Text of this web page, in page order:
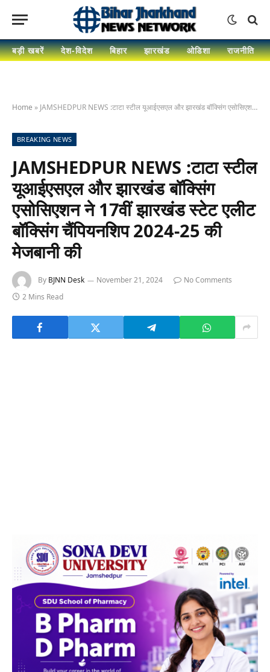
बड़ी खबरें देश-विदेश बिहार झारखंड ओडिशा राजनीति
Home » JAMSHEDPUR NEWS :टाटा स्टील यूआईएसएल और झारखंड बॉक्सिंग एसोसिएशन ने 17वीं झारखंड स्टेट एलीट बॉक्सिंग चैंपियनशिप 2024-25 की मेजबानी की
BREAKING NEWS
JAMSHEDPUR NEWS :टाटा स्टील
यूआईएसएल और झारखंड बॉक्सिंग
एसोसिएशन ने 17वीं झारखंड स्टेट एलीट
बॉक्सिंग चैंपियनशिप 2024-25 की
मेजबानी की
By BJNN Desk November 21, 2024
No Comments
2 Mins Read